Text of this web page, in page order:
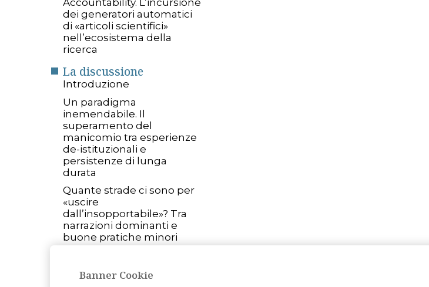
dei generatori automatici
di «articoli scientifici»
nell’ecosistema della
ricerca
La discussione
Introduzione
Un paradigma
inemendabile. Il
superamento del
manicomio tra esperienze
de-istituzionali e
persistenze di lunga
durata
Quante strade ci sono per
«uscire
dall’insopportabile»? Tra
narrazioni dominanti e
buone pratiche minori
passato, presente e futuro
Banner Cookie